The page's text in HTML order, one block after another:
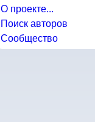
О проекте...
Поиск авторов
Сообщество